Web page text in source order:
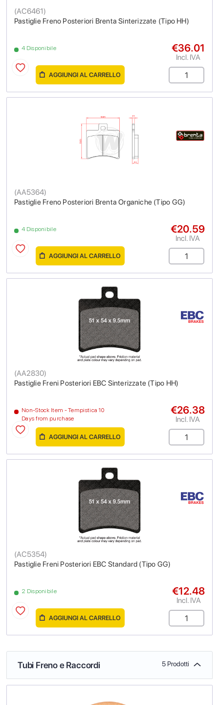
Pastiglie Freno Posteriori Brenta Sinterizzate (Tipo HH)
(AC6461)
4 Disponibile €36.01
Incl. IVA
AGGIUNGI AL CARRELLO
Pastiglie Freno Posteriori Brenta Organiche (Tipo GG)
(AA5364)
4 Disponibile €20.59
Incl. IVA
AGGIUNGI AL CARRELLO
Pastiglie Freni Posteriori EBC Sinterizzate (Tipo HH)
(AA2830)
Non-Stock Item - Tempistica 10
Days from purchase
€26.38
Incl. IVA
AGGIUNGI AL CARRELLO
Pastiglie Freni Posteriori EBC Standard (Tipo GG)
(AC5354)
2 Disponibile €12.48
Incl. IVA
AGGIUNGI AL CARRELLO
Tubi Freno e Raccordi 5 Prodotti